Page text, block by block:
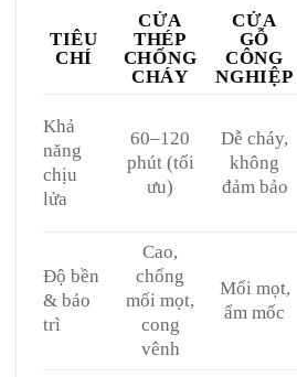
TIÊU
CHÍ
CỬA
THÉP
CHỐNG
CHÁY
CỬA
GỖ
CÔNG
NGHIỆP
Khả
năng
chịu
lửa
60–120
phút (tối
ưu)
Dễ cháy,
không
đảm bảo
Độ bền
& bảo
trì
Cao,
chống
mối mọt,
cong
vênh
Mối mọt,
ẩm mốc